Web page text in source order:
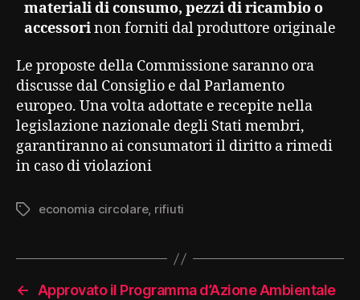
materiali di consumo, pezzi di ricambio o
accessorinon forniti dal produttore originale
Le proposte della Commissione saranno ora
discusse dal Consiglio e dal Parlamento
europeo. Una volta adottate e recepite nella
legislazione nazionale degli Stati membri,
garantiranno ai consumatori il diritto a rimedi
in caso di violazioni
Tag economia circolare, rifiuti
← Approvato il Programma d’Azione Ambientale